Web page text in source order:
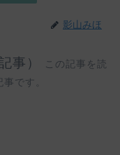
影山みほ
事）
この記事を読
です。